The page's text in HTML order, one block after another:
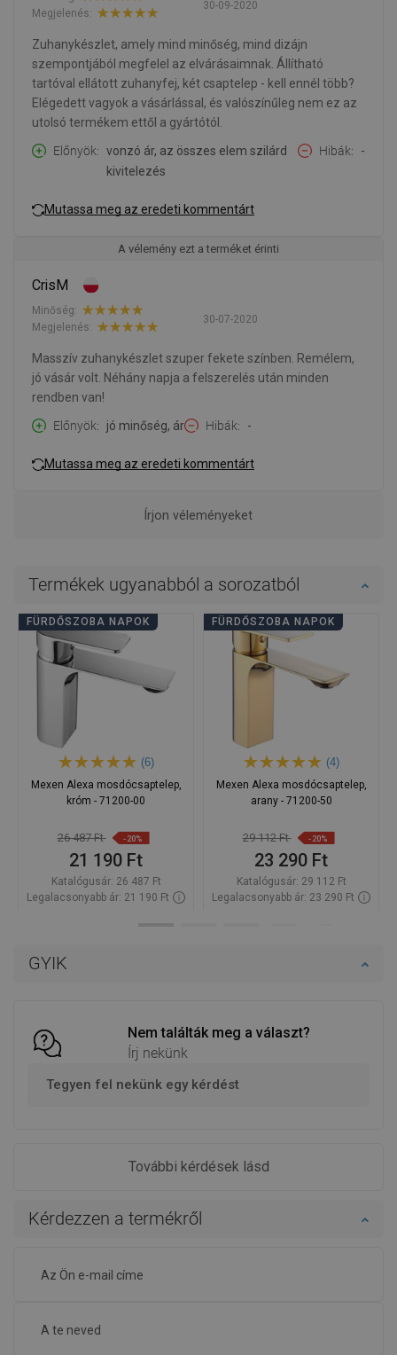
GYIK
Nem találták meg a választ?
Írj nekünk
Tegyen fel nekünk egy kérdést
További kérdések lásd
30-09-2020
Megjelenés:
Zuhanykészlet, amely mind minőség, mind dizájn
szempontjából megfelel az elvárásaimnak. Állítható
tartóval ellátott zuhanyfej, két csaptelep - kell ennél több?
Elégedett vagyok a vásárlással, és valószínűleg nem ez az
utolsó termékem ettől a gyártótól.
Előnyök
vonzó ár, az összes elem szilárd
kivitelezés
Hibák -
Mutassa meg az eredeti kommentárt
A vélemény ezt a terméket érinti
CrisM
30-07-2020
Minőség:
Megjelenés:
Masszív zuhanykészlet szuper fekete színben. Remélem,
jó vásár volt. Néhány napja a felszerelés után minden
rendben van!
Előnyök
jó minőség, ár Hibák -
Mutassa meg az eredeti kommentárt
Írjon véleményeket
Kérdezzen a termékről
Termékek ugyanabból a sorozatból
FÜRDŐSZOBA NAPOK
(6)
Mexen Alexa mosdócsaptelep,
króm - 71200-00
26 487 Ft -20%
21 190 Ft
Katalógusár: 26 487 Ft
Legalacsonyabb ár: 21 190 Ft
FÜRDŐSZOBA NAPOK
(4)
Mexen Alexa mosdócsaptelep,
arany - 71200-50
29 112 Ft -20%
23 290 Ft
Katalógusár: 29 112 Ft
Legalacsonyabb ár: 23 290 Ft